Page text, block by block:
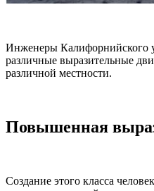
Инженеры Калифорнийского
различные выразительные
различной местности.
Повышенная
Создание этого класса